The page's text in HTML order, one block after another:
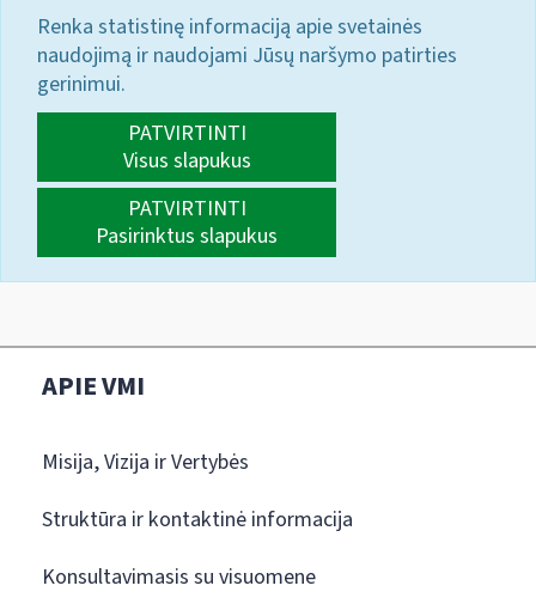
Renka statistinę informaciją apie svetainės
naudojimą ir naudojami Jūsų naršymo patirties
gerinimui.
PATVIRTINTI
Visus slapukus
PATVIRTINTI
Pasirinktus slapukus
APIE VMI
Misija, Vizija ir Vertybės
Struktūra ir kontaktinė informacija
Konsultavimasis su visuomene